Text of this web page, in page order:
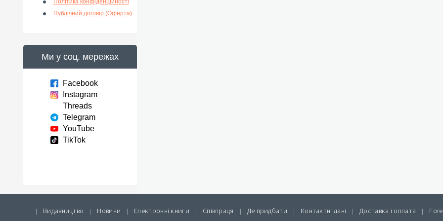
Політика конфіденційності
Публічний договір (Оферта)
Ми у соц. мережах
Facebook
Instagram
Threads
Telegram
YouTube
TikTok
| Видавництво | Новини | Електронні книги | Співпраця | Де придбати | Контактні дані | Доставка і оплата |